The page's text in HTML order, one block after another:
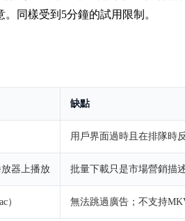
同樣受到5分鐘的試用限制。
缺點
用戶界面過時且在排隊時
器上播放 批量下載只是市場營銷描
） 無法跳過廣告；不支持